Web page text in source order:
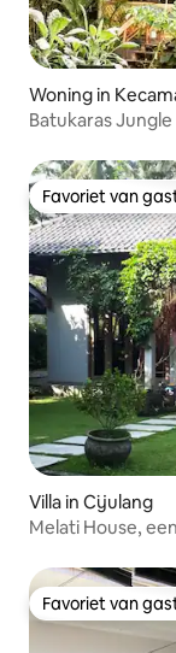
Woning in
Batukaras
Favoriet van
Favoriet van
Villa in Cijulang
Melati House,
Favoriet van
Favoriet van